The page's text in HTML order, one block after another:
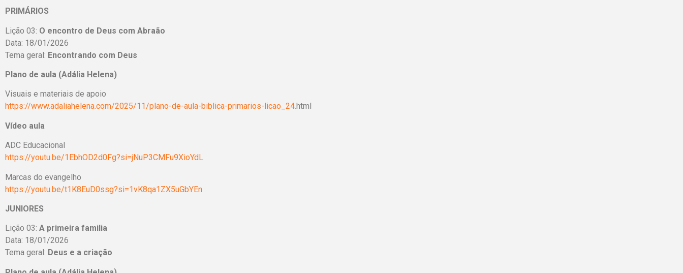
PRIMÁRIOS
Lição 03: O encontro de Deus com Abraão
Data: 18/01/2026
Tema geral: Encontrando com Deus
Plano de aula (Adália Helena)
Visuais e materiais de apoio
https://www.adaliahelena.com/2025/11/plano-de-aula-biblica-primarios-licao_24.html
Vídeo aula
ADC Educacional
https://youtu.be/1EbhOD2d0Fg?si=jNuP3CMFu9XioYdL
Marcas do evangelho
https://youtu.be/t1K8EuD0ssg?si=1vK8qa1ZX5uGbYEn
JUNIORES
Lição 03: A primeira familia
Data: 18/01/2026
Tema geral: Deus e a criação